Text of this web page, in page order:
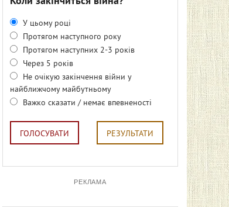
У цьому році
Протягом наступного року
Протягом наступних 2-3 років
Через 5 років
Не очікую закінчення війни у
найближчому майбутньому
Важко сказати / немає впевненості
ГОЛОСУВАТИ РЕЗУЛЬТАТИ
РЕКЛАМА